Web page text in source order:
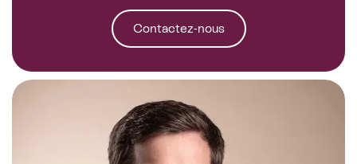
Contactez-nous